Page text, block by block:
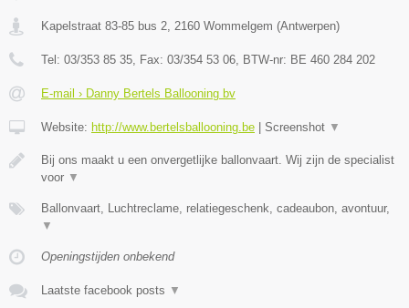
Kapelstraat 83-85 bus 2 2160 Wommelgem (Antwerpen)
Tel: 03/353 85 35 , Fax: 03/354 53 06 , BTW-nr: BE 460 284 202
E-mail › Danny Bertels Ballooning bv
Website: http://www.bertelsballooning.be | Screenshot ▼
Bij ons maakt u een onvergetlijke ballonvaart. Wij zijn de specialist
voor ▼
Ballonvaart, Luchtreclame, relatiegeschenk, cadeaubon, avontuur,
▼
Openingstijden onbekend
Laatste facebook posts ▼